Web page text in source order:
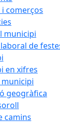
i comerços
municipi
de
en xifres
municipi
geogràfica
camins